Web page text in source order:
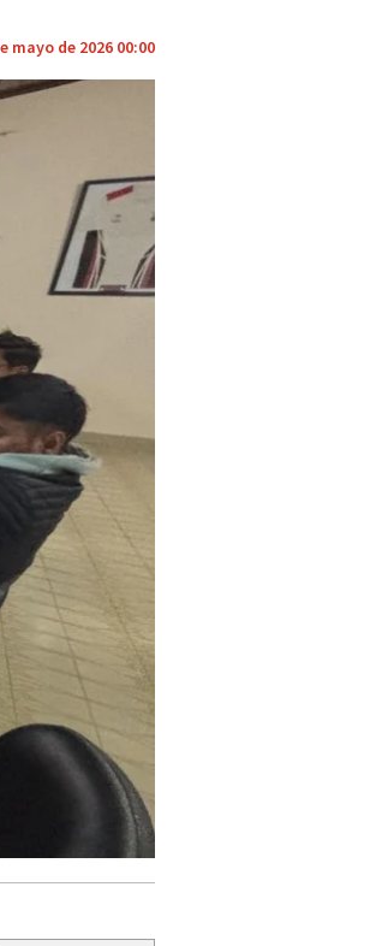
mayo de 2026 00:00